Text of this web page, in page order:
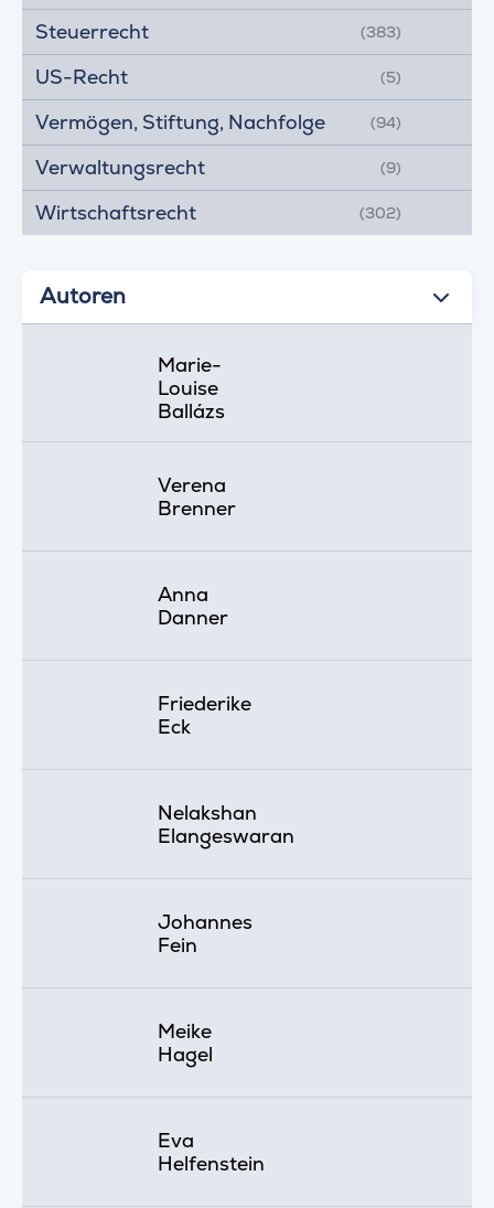
Steuerrecht (383)
US-Recht (5)
Vermögen, Stiftung, Nachfolge (94)
Verwaltungsrecht (9)
Wirtschaftsrecht (302)
Autoren
Marie-
Louise
Ballázs
Verena
Brenner
Anna
Danner
Friederike
Eck
Nelakshan
Elangeswaran
Johannes
Fein
Meike
Hagel
Eva
Helfenstein